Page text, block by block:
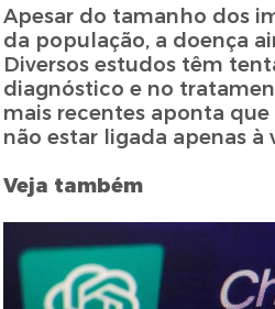
Apesar do tamanho dos
da população, a doença
Diversos estudos têm
diagnóstico e no
mais recentes aponta
não estar ligada apenas à
Veja também